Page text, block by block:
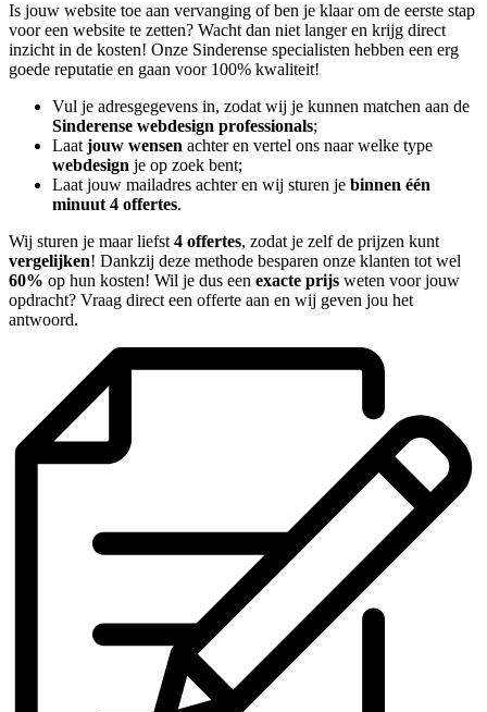
Is jouw website toe aan vervanging of ben je klaar om de eerste stap
voor een website te zetten? Wacht dan niet langer en krijg direct
inzicht in de kosten! Onze Sinderense specialisten hebben een erg
goede reputatie en gaan voor 100% kwaliteit!
Vul je adresgegevens in, zodat wij je kunnen matchen aan de
Sinderense webdesign professionals;
Laat jouw wensen achter en vertel ons naar welke type
webdesign je op zoek bent;
Laat jouw mailadres achter en wij sturen je binnen één
minuut 4 offertes.
Wij sturen je maar liefst 4 offertes, zodat je zelf de prijzen kunt
vergelijken! Dankzij deze methode besparen onze klanten tot wel
60% op hun kosten! Wil je dus een exacte prijs weten voor jouw
opdracht? Vraag direct een offerte aan en wij geven jou het
antwoord.